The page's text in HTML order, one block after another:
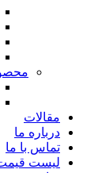
مقالات
درباره ما
تماس با ما
لیست